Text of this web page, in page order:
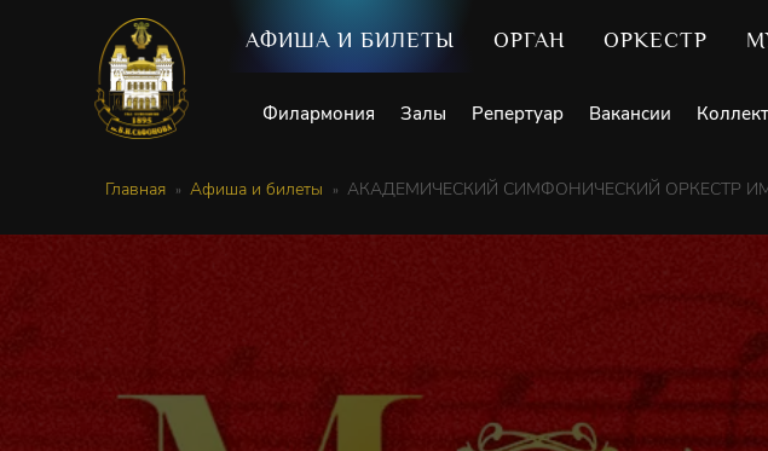
АФИША И БИЛЕТЫ ОРГАН ОРКЕСТР
Филармония Залы Репертуар Вакансии
Главная Афиша и билеты АКАДЕМИЧЕСКИЙ СИМФОНИЧЕСКИЙ ОРКЕСТР